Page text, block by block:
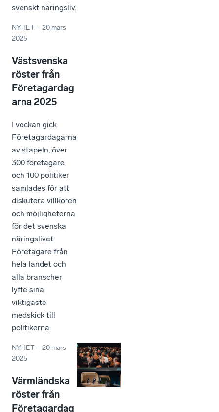
svenskt näringsliv.
NYHET –20 mars
2025
Västsvenska
röster från
Företagardag
arna 2025
I veckan gick
Företagardagarna
av stapeln, över
300 företagare
och 100 politiker
samlades för att
diskutera villkoren
och möjligheterna
för det svenska
näringslivet.
Företagare från
hela landet och
alla branscher
lyfte sina
viktigaste
medskick till
politikerna.
NYHET –20 mars
2025
Värmländska
röster från
Företagardag